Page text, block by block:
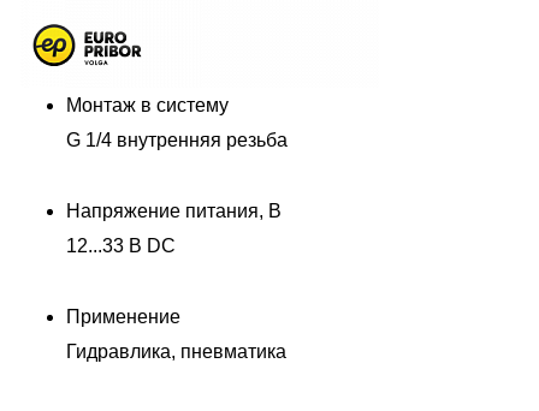
Монтаж в систему
G 1/4 внутренняя резьба
Напряжение питания, В
12...33 В DC
Применение
Гидравлика, пневматика